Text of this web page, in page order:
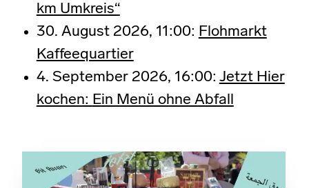
km Umkreis“
30. August 2026, 11:00: Flohmarkt
Kaffeequartier
4. September 2026, 16:00: Jetzt Hier
kochen: Ein Menü ohne Abfall